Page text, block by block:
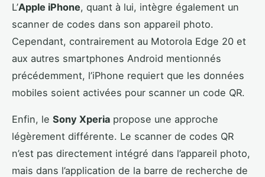
L’Apple iPhone, quant à lui, intègre également un
scanner de codes dans son appareil photo.
Cependant, contrairement au Motorola Edge 20 et
aux autres smartphones Android mentionnés
précédemment, l’iPhone requiert que les données
mobiles soient activées pour scanner un code QR.
Enfin, le Sony Xperia propose une approche
légèrement différente. Le scanner de codes QR
n’est pas directement intégré dans l’appareil photo,
mais dans l’application de la barre de recherche de